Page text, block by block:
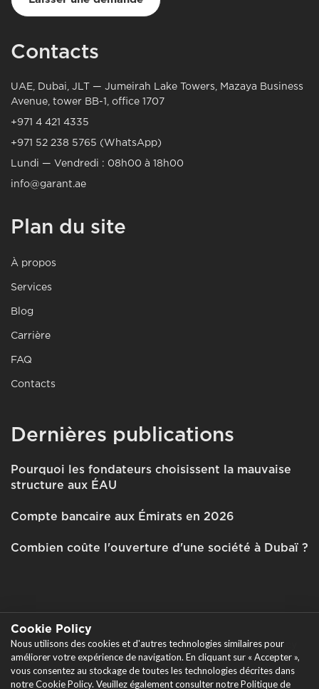
Contacts
UAE, Dubai, JLT — Jumeirah Lake Towers, Mazaya Business
Avenue, tower BB-1, office 1707
+971 4 421 4335
+971 52 238 5765 (WhatsApp)
Lundi — Vendredi : 08h00 à 18h00
info@garant.ae
Plan du site
À propos
Services
Blog
Carrière
FAQ
Contacts
Dernières publications
Pourquoi les fondateurs choisissent la mauvaise
structure aux ÉAU
Compte bancaire aux Émirats en 2026
Combien coûte l'ouverture d'une société à Dubaï ?
Tous droits réservés © 2026 Garant Business Consultancy
FZCO
|
Cookie Policy
Nous utilisons des cookies et d'autres technologies similaires pour
améliorer votre expérience de navigation. En cliquant sur « Accepter »,
vous consentez au stockage de toutes les technologies décrites dans
notre Cookie Policy. Veuillez également consulter notre Politique de